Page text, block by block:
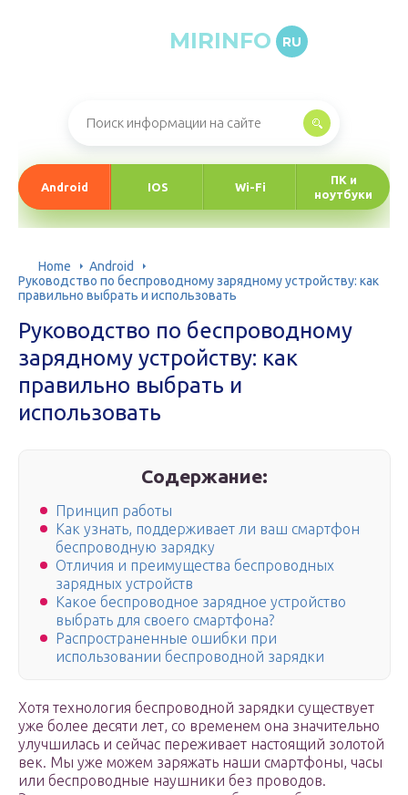
MIRINFO RU
Android IOS Wi-Fi
ПК и
ноутбуки
Home
Android
Руководство по беспроводному зарядному устройству: как
правильно выбрать и использовать
Руководство по беспроводному
зарядному устройству: как
правильно выбрать и
использовать
Содержание:
Принцип работы
Как узнать, поддерживает ли ваш смартфон
беспроводную зарядку
Отличия и преимущества беспроводных
зарядных устройств
Какое беспроводное зарядное устройство
выбрать для своего смартфона?
Распространенные ошибки при
использовании беспроводной зарядки
Хотя технология беспроводной зарядки существует
уже более десяти лет, со временем она значительно
улучшилась и сейчас переживает настоящий золотой
век. Мы уже можем заряжать наши смартфоны, часы
или беспроводные наушники без проводов.